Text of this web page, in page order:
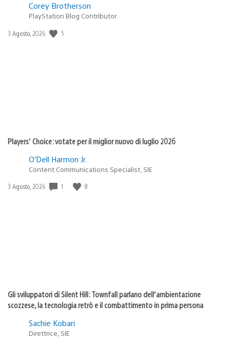
Corey Brotherson
PlayStation Blog Contributor
Data
3 Agosto, 2026 5
Players’ Choice: votate per il miglior nuovo di luglio 2026
O’Dell Harmon Jr.
Content Communications Specialist, SIE
Data
3 Agosto, 2026 1 8
Gli sviluppatori di Silent Hill: Townfall parlano dell’ambientazione
scozzese, la tecnologia retrò e il combattimento in prima persona
Sachie Kobari
Direttrice, SIE